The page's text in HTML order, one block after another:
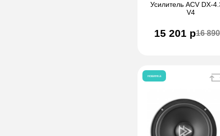
Усилитель ACV DX-
V4
15 201 р16
новинка